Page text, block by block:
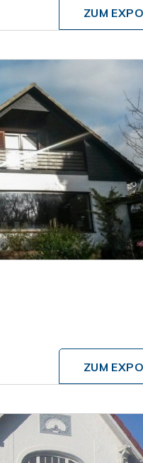
ZUM
ZUM